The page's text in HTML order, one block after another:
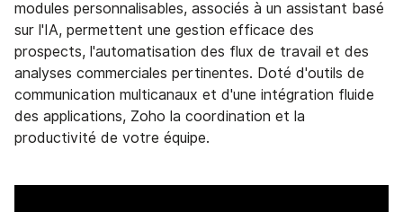
modules personnalisables, associés à un assistant basé
sur l'IA, permettent une gestion efficace des
prospects, l'automatisation des flux de travail et des
analyses commerciales pertinentes. Doté d'outils de
communication multicanaux et d'une intégration fluide
des applications, Zoho la coordination et la
productivité de votre équipe.